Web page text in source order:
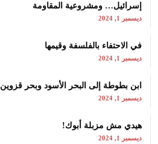
إسرائيل… ومشروعية المقاومة
ديسمبر 1, 2024
في الاحتفاء بالفلسفة وقيمها
ديسمبر 1, 2024
ابن بطوطة إلى البحر الأسود وبحر قزوين
ديسمبر 1, 2024
هيدي مش مزبلة أبوك!
ديسمبر 1, 2024